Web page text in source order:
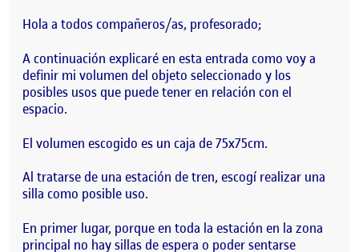
Hola a todos compañeros/as, profesorado;
A continuación explicaré en esta entrada como voy a
definir mi volumen del objeto seleccionado y los
posibles usos que puede tener en relación con el
espacio.
El volumen escogido es un caja de 75x75cm.
Al tratarse de una estación de tren, escogí realizar una
silla como posible uso.
En primer lugar, porque en toda la estación en la zona
principal no hay sillas de espera o poder sentarse